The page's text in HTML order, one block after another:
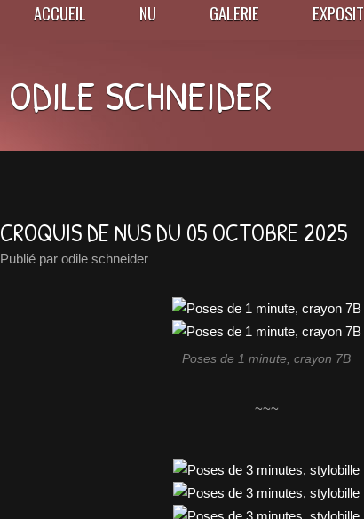
ACCUEIL NU GALERIE
ODILE SCHNEIDER
CROQUIS DE NUS DU 05 OCTOBRE 2025
Publié par odile schneider
Poses de 1 minute, crayon 7B
~~~